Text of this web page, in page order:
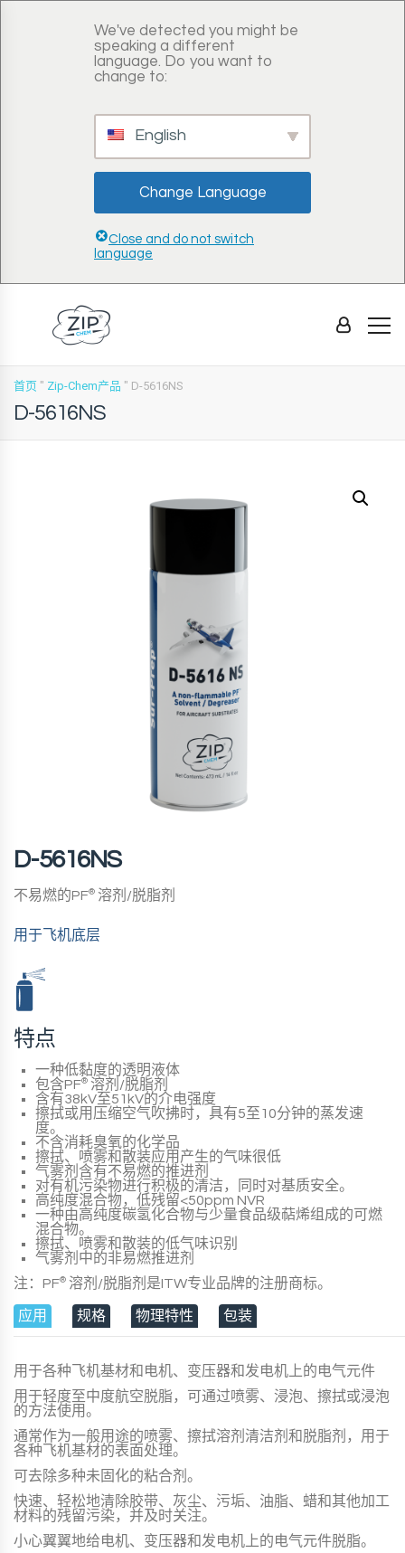
We've detected you might be
speaking a different
language. Do you want to
change to:
English
Change Language
Close and do not switch
language
首页 " Zip-Chem产品 " D-5616NS
D-5616NS
D-5616NS
不易燃的PF® 溶剂/脱脂剂
用于飞机底层
特点
一种低黏度的透明液体
包含PF® 溶剂/脱脂剂
含有38kV至51kV的介电强度
擦拭或用压缩空气吹拂时，具有5至10分钟的蒸发速
度。
不含消耗臭氧的化学品
擦拭、喷雾和散装应用产生的气味很低
气雾剂含有不易燃的推进剂
对有机污染物进行积极的清洁，同时对基质安全。
高纯度混合物，低残留<50ppm NVR
一种由高纯度碳氢化合物与少量食品级萜烯组成的可燃
混合物。
擦拭、喷雾和散装的低气味识别
气雾剂中的非易燃推进剂
注：PF® 溶剂/脱脂剂是ITW专业品牌的注册商标。
应用 规格 物理特性 包装
用于各种飞机基材和电机、变压器和发电机上的电气元件
用于轻度至中度航空脱脂，可通过喷雾、浸泡、擦拭或浸泡
的方法使用。
通常作为一般用途的喷雾、擦拭溶剂清洁剂和脱脂剂，用于
各种飞机基材的表面处理。
可去除多种未固化的粘合剂。
快速、轻松地清除胶带、灰尘、污垢、油脂、蜡和其他加工
材料的残留污染，并及时关注。
小心翼翼地给电机、变压器和发电机上的电气元件脱脂。